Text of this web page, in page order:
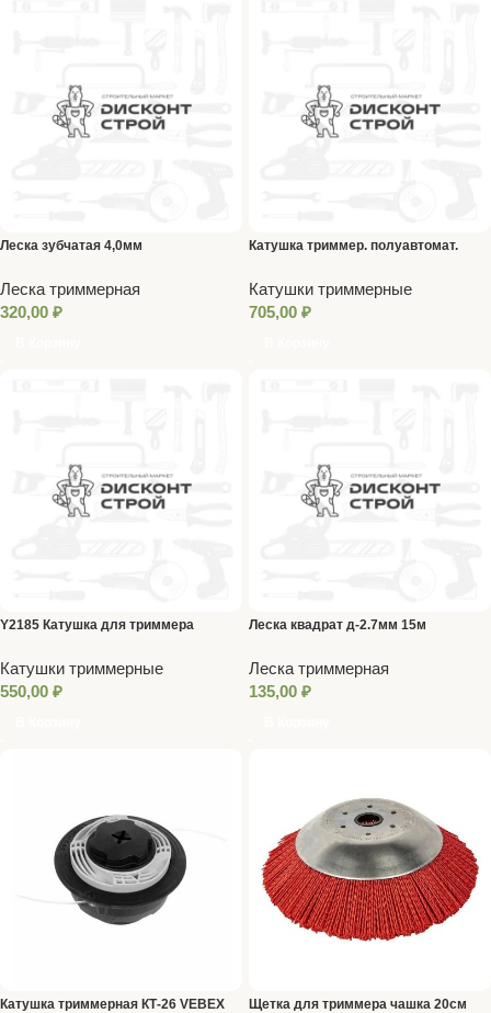
Леска зубчатая 4,0мм
Леска триммерная
320,00 ₽
Катушка триммер. полуавтомат.
лев.,шаг 1,0 1,25мм Denzel
Катушки триммерные
705,00 ₽
Y2185 Катушка для триммера
Катушки триммерные
550,00 ₽
Леска квадрат д-2.7мм 15м
Леска триммерная
135,00 ₽
Катушка триммерная КТ-26 VEBEX
Щетка для триммера чашка 20см